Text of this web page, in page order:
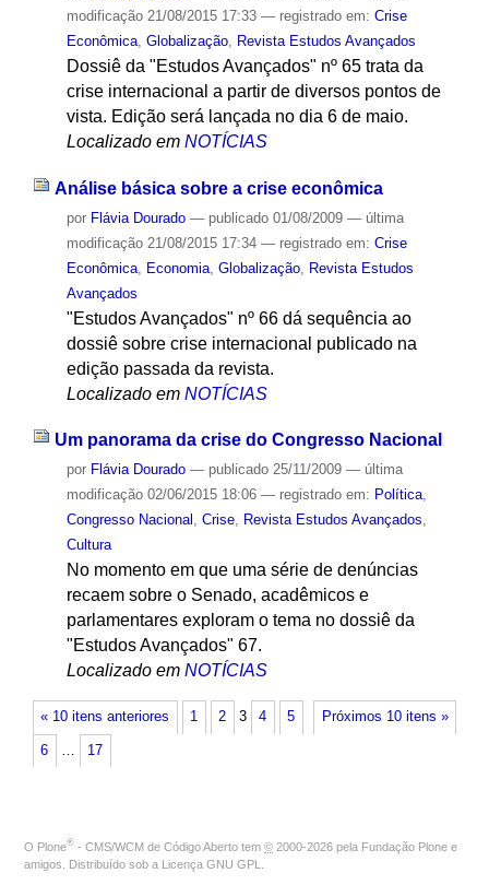
modificação21/08/2015 17:33 — registrado em: Crise
Econômica, Globalização, Revista Estudos Avançados
Dossiê da "Estudos Avançados" nº 65 trata da
crise internacional a partir de diversos pontos de
vista. Edição será lançada no dia 6 de maio.
Localizado em NOTÍCIAS
Análise básica sobre a crise econômica
por Flávia Dourado — publicado01/08/2009 — última
modificação21/08/2015 17:34 — registrado em: Crise
Econômica, Economia, Globalização, Revista Estudos
Avançados
"Estudos Avançados" nº 66 dá sequência ao
dossiê sobre crise internacional publicado na
edição passada da revista.
Localizado em NOTÍCIAS
Um panorama da crise do Congresso Nacional
por Flávia Dourado — publicado25/11/2009 — última
modificação02/06/2015 18:06 — registrado em: Política,
Congresso Nacional , Crise, Revista Estudos Avançados,
Cultura
No momento em que uma série de denúncias
recaem sobre o Senado, acadêmicos e
parlamentares exploram o tema no dossiê da
"Estudos Avançados" 67.
Localizado em NOTÍCIAS
« 10 itens anteriores Próximos 10 itens »
1 2 3 4 5
6 … 17
O Plone® - CMS/WCM de Código Aberto tem © 2000-2026 pela Fundação Plone e
amigos. Distribuído sob a Licença GNU GPL